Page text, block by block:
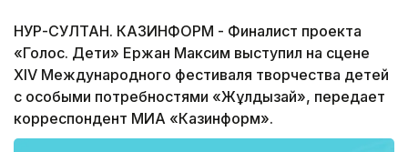
НУР-СУЛТАН. КАЗИНФОРМ - Финалист проекта
«Голос. Дети» Ержан Максим выступил на сцене
XIV Международного фестиваля творчества детей
с особыми потребностями «Жұлдызай», передает
корреспондент МИА «Казинформ».